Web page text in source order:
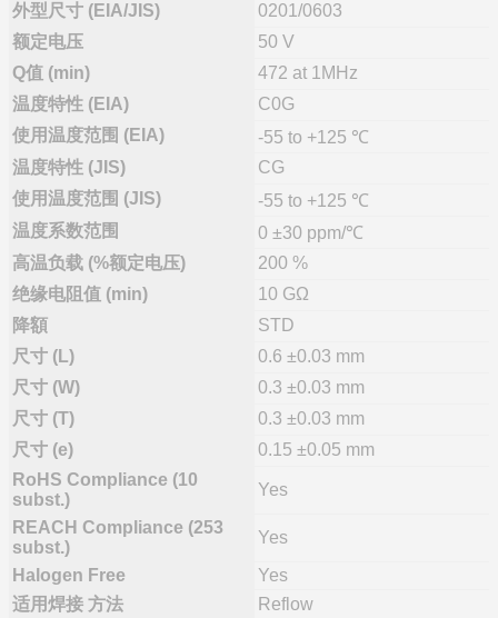
外型尺寸 (EIA/JIS)
0201/0603
额定电压
50 V
Q值 (min)
472 at 1MHz
温度特性 (EIA)
C0G
使用温度范围 (EIA)
-55 to +125 ℃
温度特性 (JIS)
CG
使用温度范围 (JIS)
-55 to +125 ℃
温度系数范围
0 ±30 ppm/℃
高温负载 (%额定电压)
200 %
绝缘电阻值 (min)
10 GΩ
降額
STD
尺寸 (L)
0.6 ±0.03 mm
尺寸 (W)
0.3 ±0.03 mm
尺寸 (T)
0.3 ±0.03 mm
尺寸 (e)
0.15 ±0.05 mm
RoHS Compliance (10
subst.)
Yes
REACH Compliance (253
subst.)
Yes
Halogen Free
Yes
适用焊接 方法
Reflow